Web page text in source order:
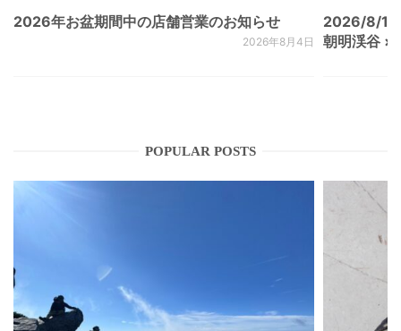
2026年お盆期間中の店舗営業のお知らせ
2026年8月4日
2026/8/
朝明渓谷 ×
POPULAR POSTS